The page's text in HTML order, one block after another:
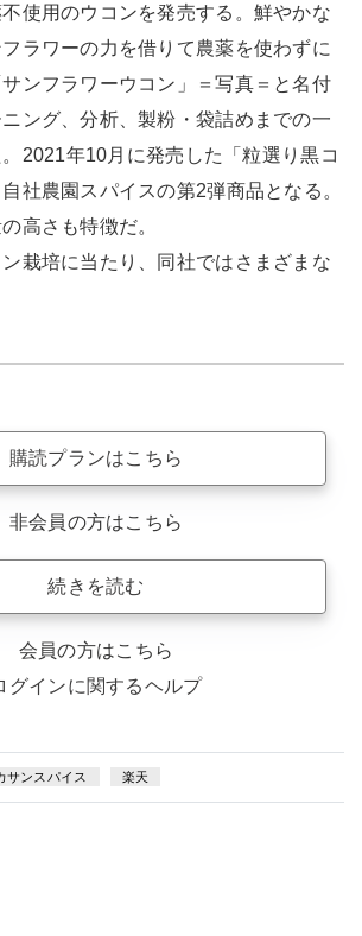
使用のウコンを発売する。鮮やかな
ラワーの力を借りて農薬を使わずに
ンフラワーウコン」＝写真＝と名付
ング、分析、製粉・袋詰めまでの一
2021年10月に発売した「粒選り黒コ
社農園スパイスの第2弾商品となる。
高さも特徴だ。
栽培に当たり、同社ではさまざまな
購読プランはこちら
非会員の方はこちら
続きを読む
会員の方はこちら
グインに関するヘルプ
サンスパイス 楽天